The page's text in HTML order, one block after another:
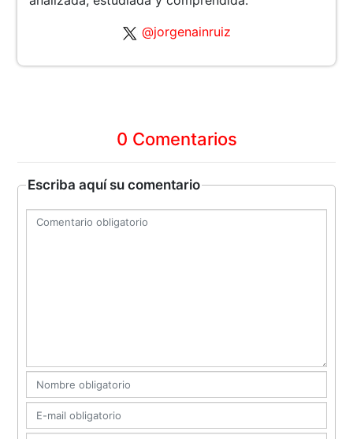
@jorgenainruiz
0 Comentarios
Escriba aquí su comentario